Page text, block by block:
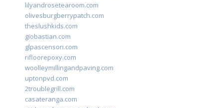
lilyandrosetearoom.com
olivesburgberrypatch.com
theslushkids.com
giobastian.com
glpascensori.com
rifloorepoxy.com
woolleymillingandpaving.com
uptonpvd.com
2troublegrill.com
casateranga.com